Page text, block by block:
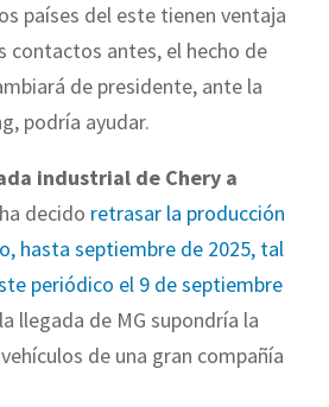
países del este tienen ventaja
contactos antes, el hecho de
de presidente, ante la
podría ayudar.
industrial de Chery a
decido retrasar la producción
hasta septiembre de 2025, tal
periódico el 9 de septiembre
llegada de MG supondría la
de una gran compañía